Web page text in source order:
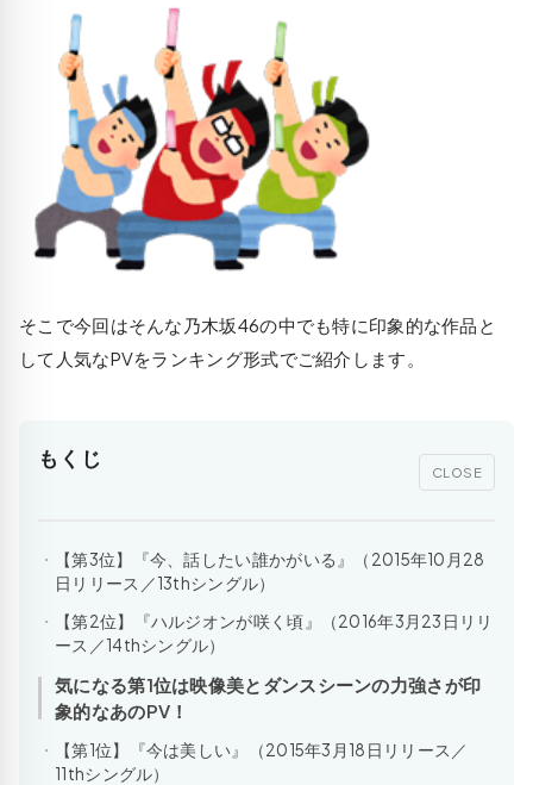
そこで今回はそんな乃木坂46の中でも特に印象的な作品と
して人気なPVをランキング形式でご紹介します。
もくじ
CLOSE
【第3位】『今、話したい誰かがいる』（2015年10月28
日リリース／13thシングル）
【第2位】『ハルジオンが咲く頃』（2016年3月23日リリ
ース／14thシングル）
気になる第1位は映像美とダンスシーンの力強さが印
象的なあのPV！
【第1位】『今は美しい』（2015年3月18日リリース／
11thシングル）